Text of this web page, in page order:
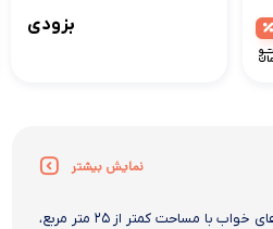
بزودی
نمایش بیشتر
معمولا برای دفاتر کاری و اتاق‌های خواب با مساحت کمتر از ۲۵ متر مربع،